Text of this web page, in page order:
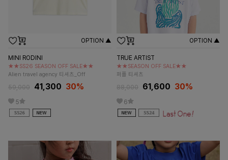
OPTION ▲
MINI RODINI
★★SS26 SEASON OFF SALE★★
Alien travel agency 티셔츠_Off
59,000 41,300 30%
5
OPTION ▲
TRUE ARTIST
★★SEASON OFF SALE★★
퍼플 티셔츠
88,000 61,600 30%
6